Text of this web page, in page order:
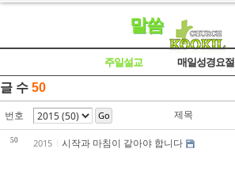
말씀
주일설교 매일성경요절
글 수 50
번호 Go 제목
50 2015 시작과 마침이 같아야 합니다